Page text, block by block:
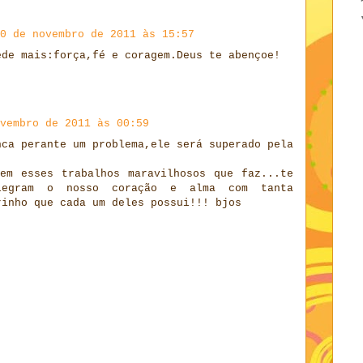
de novembro de 2011 às 15:57
mais:força,fé e coragem.Deus te abençoe!
de 2011 às 00:59
perante um problema,ele será superado pela
esses trabalhos maravilhosos que faz...te
o nosso coração e alma com tanta
que cada um deles possui!!! bjos